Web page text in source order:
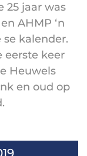
25 jaar was
AHMP ‘n
kalender.
eerste keer
Heuwels
en oud op